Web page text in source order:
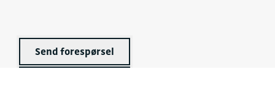
Send forespørsel